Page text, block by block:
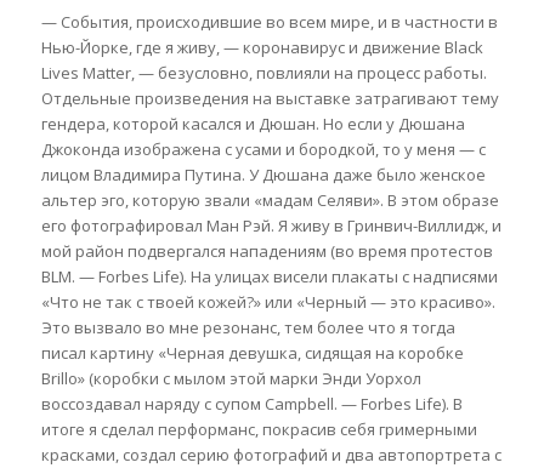
— События, происходившие во всем мире, и в частности в
Нью-Йорке, где я живу, — коронавирус и движение Black
Lives Matter, — безусловно, повлияли на процесс работы.
Отдельные произведения на выставке затрагивают тему
гендера, которой касался и Дюшан. Но если у Дюшана
Джоконда изображена с усами и бородкой, то у меня — с
лицом Владимира Путина. У Дюшана даже было женское
альтер эго, которую звали «мадам Селяви». В этом образе
его фотографировал Ман Рэй. Я живу в Гринвич-Виллидж, и
мой район подвергался нападениям (во время протестов
BLM. — Forbes Life). На улицах висели плакаты с надписями
«Что не так с твоей кожей?» или «Черный — это красиво».
Это вызвало во мне резонанс, тем более что я тогда
писал картину «Черная девушка, сидящая на коробке
Brillo» (коробки с мылом этой марки Энди Уорхол
воссоздавал наряду с супом Campbell. — Forbes Life). В
итоге я сделал перформанс, покрасив себя гримерными
красками, создал серию фотографий и два автопортрета с